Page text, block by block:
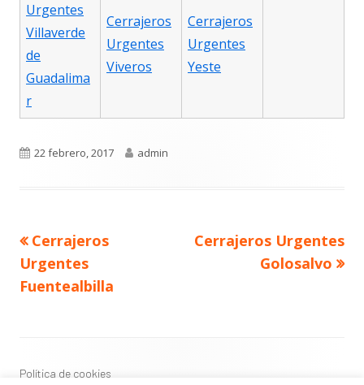
Urgentes
Villaverde
de
Guadalima
r
Cerrajeros
Urgentes
Viveros
Cerrajeros
Urgentes
Yeste
Publicado
22 febrero, 2017 Autor
admin
Navegación
de
entradas
Artículo
anterior
Cerrajeros
Urgentes
Fuentealbilla
Artículo
siguiente
Cerrajeros Urgentes
Golosalvo
Footer
Política de cookies